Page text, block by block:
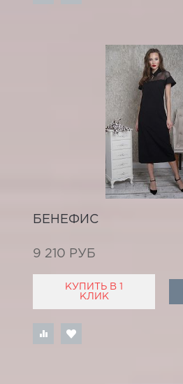
БЕНЕФИС
9 210 РУБ
КУПИТЬ В 1
КЛИК